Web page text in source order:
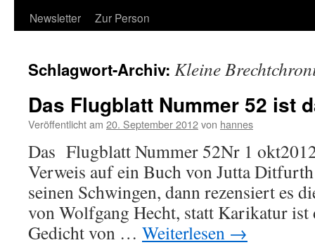
Newsletter
Zur Person
Schlagwort-Archiv: Kleine
Das Flugblatt Nummer 52 ist
Veröffentlicht am 20. September 2012von hannes
Das Flugblatt Nummer 52Nr 1
Verweis auf ein Buch von Jutta
seinen Schwingen, dann rezensiert es
von Wolfgang Hecht, statt Karikatur
Gedicht von … Weiterlesen →